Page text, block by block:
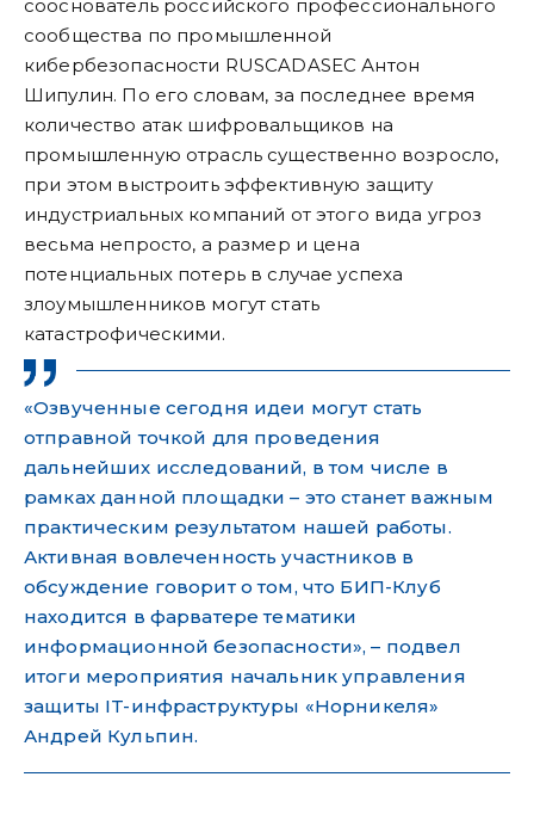
сооснователь российского профессионального
сообщества по промышленной
кибербезопасности RUSCADASEC Антон
Шипулин. По его словам, за последнее время
количество атак шифровальщиков на
промышленную отрасль существенно возросло,
при этом выстроить эффективную защиту
индустриальных компаний от этого вида угроз
весьма непросто, а размер и цена
потенциальных потерь в случае успеха
злоумышленников могут стать
катастрофическими.
«Озвученные сегодня идеи могут стать
отправной точкой для проведения
дальнейших исследований, в том числе в
рамках данной площадки – это станет важным
практическим результатом нашей работы.
Активная вовлеченность участников в
обсуждение говорит о том, что БИП-Клуб
находится в фарватере тематики
информационной безопасности», – подвел
итоги мероприятия начальник управления
защиты IT-инфраструктуры «Норникеля»
Андрей Кульпин.